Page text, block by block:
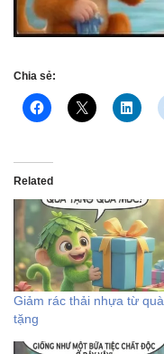
Chia sẻ:
Related
Giảm rác thải nhựa từ quà
tặng